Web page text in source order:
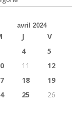
avril 2024
J V
4 5
11 12
18 19
25 26